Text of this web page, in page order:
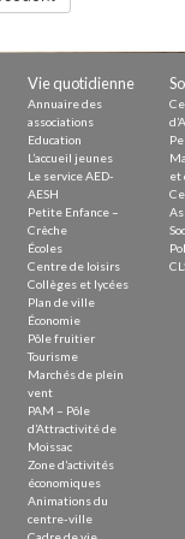
Vie quotidienne
Annuaire des
associations
Education
L’accueil jeunes
Le service AED-
AESH
Petite Enfance –
Crèche
Écoles
Centre de loisirs
Collèges et lycées
Plan de ville
Économie
Pôle fruitier
Tourisme
Marchés de plein
vent
PAM – Pôle
d’Attractivité de
Moissac
Zone d’activités
économiques
Animations du
centre-ville
et